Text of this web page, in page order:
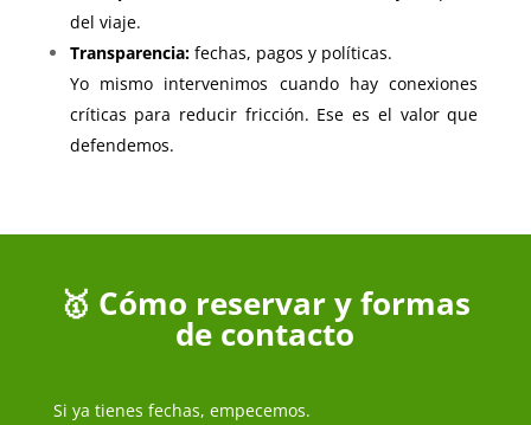
del viaje.
Transparencia:fechas, pagos y políticas.
Yo mismo intervenimos cuando hay conexiones
críticas para reducir fricción. Ese es el valor que
defendemos.
🥇 Cómo reservar y formas
de contacto
Si ya tienes fechas, empecemos.